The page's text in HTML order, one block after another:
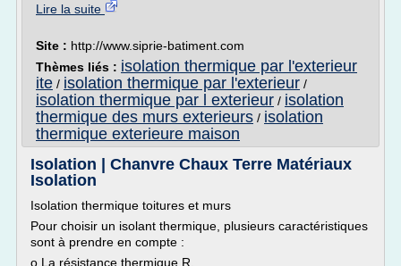
Lire la suite
Site : http://www.siprie-batiment.com
Thèmes liés : isolation thermique par l'exterieur
ite / isolation thermique par l'exterieur /
isolation thermique par l exterieur / isolation
thermique des murs exterieurs / isolation
thermique exterieure maison
Isolation | Chanvre Chaux Terre Matériaux
Isolation
Isolation thermique toitures et murs
Pour choisir un isolant thermique, plusieurs caractéristiques
sont à prendre en compte :
o La résistance thermique R.